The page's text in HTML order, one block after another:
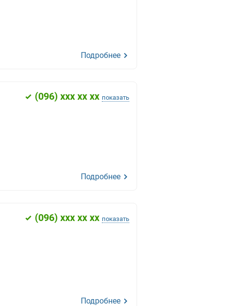
Подробнее
(096) xxx xx xx показать
Подробнее
(096) xxx xx xx показать
Подробнее